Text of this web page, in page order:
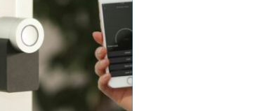
førstehåndsindtryk og
den daglige drift. Nå...